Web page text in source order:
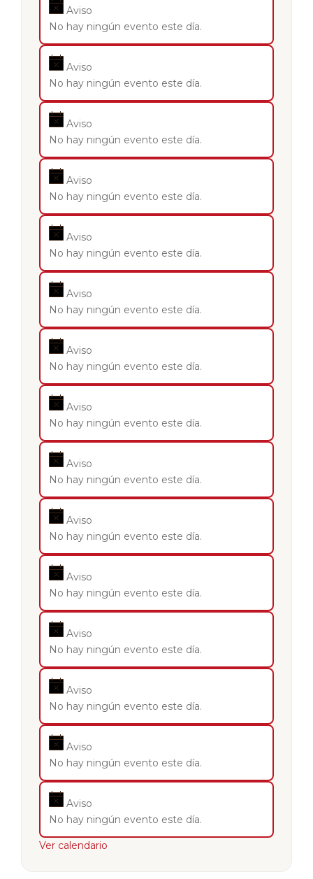
Aviso
No hay ningún evento este día.
Aviso
No hay ningún evento este día.
Aviso
No hay ningún evento este día.
Aviso
No hay ningún evento este día.
Aviso
No hay ningún evento este día.
Aviso
No hay ningún evento este día.
Aviso
No hay ningún evento este día.
Aviso
No hay ningún evento este día.
Aviso
No hay ningún evento este día.
Aviso
No hay ningún evento este día.
Aviso
No hay ningún evento este día.
Aviso
No hay ningún evento este día.
Aviso
No hay ningún evento este día.
Aviso
No hay ningún evento este día.
Aviso
No hay ningún evento este día.
Ver calendario